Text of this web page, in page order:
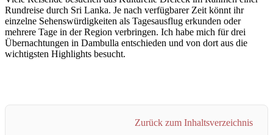
Rundreise durch Sri Lanka. Je nach verfügbarer Zeit könnt ihr
einzelne Sehenswürdigkeiten als Tagesausflug erkunden oder
mehrere Tage in der Region verbringen. Ich habe mich für drei
Übernachtungen in Dambulla entschieden und von dort aus die
wichtigsten Highlights besucht.
Zurück zum Inhaltsverzeichnis